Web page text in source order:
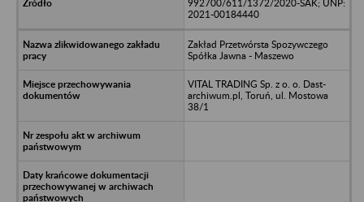
992700/611/1372/2020-SAK; UNP:
2021-00184440
Zakład Przetwórsta Spozywczego
Spółka Jawna - Maszewo
VITAL TRADING Sp. z o. o. Dast-
archiwum.pl, Toruń, ul. Mostowa
38/1